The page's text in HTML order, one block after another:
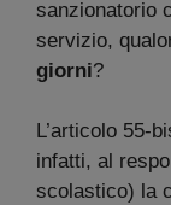
sanzionatorio
servizio,
giorni?
L’articolo 55-
infatti, al
scolastico) la